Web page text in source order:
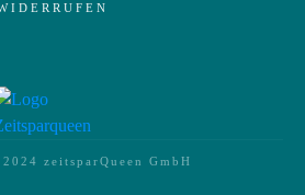
zeitsparQueen GmbH